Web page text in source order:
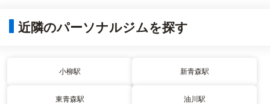
近隣のパーソナルジムを探す
小柳駅 新青森駅
東青森駅 油川駅